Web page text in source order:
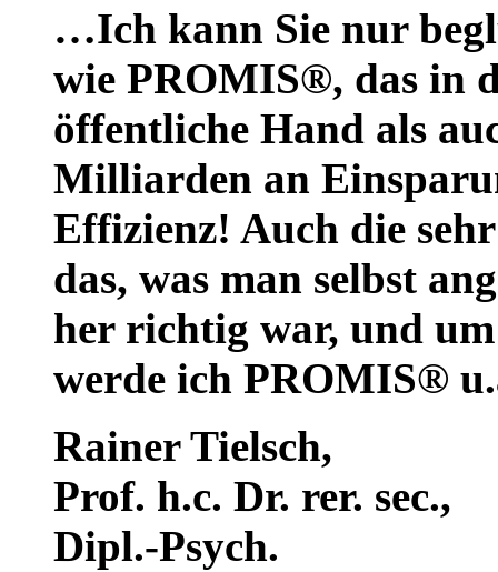
…Ich kann Sie nur
wie PROMIS®, das in
öffentliche Hand als
Milliarden an
Effizienz! Auch die
das, was man selbst
her richtig war, und
werde ich PROMIS®
Rainer Tielsch,
Prof. h.c. Dr. rer. sec.,
Dipl.-Psych.